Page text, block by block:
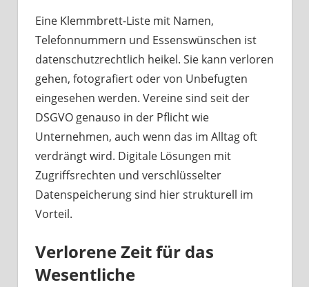
Eine Klemmbrett-Liste mit Namen,
Telefonnummern und Essenswünschen ist
datenschutzrechtlich heikel. Sie kann verloren
gehen, fotografiert oder von Unbefugten
eingesehen werden. Vereine sind seit der
DSGVO genauso in der Pflicht wie
Unternehmen, auch wenn das im Alltag oft
verdrängt wird. Digitale Lösungen mit
Zugriffsrechten und verschlüsselter
Datenspeicherung sind hier strukturell im
Vorteil.
Verlorene Zeit für das
Wesentliche